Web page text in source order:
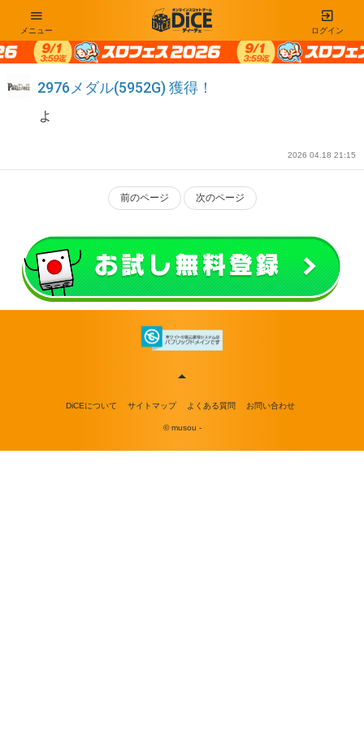
ログイン
メニュー
2976メダル(5952G) 獲得！
よ
2026 04.18 21:15
前のページ 次のページ
DiCEについて サイトマップ よくある質問 お問い合わせ
© musou -